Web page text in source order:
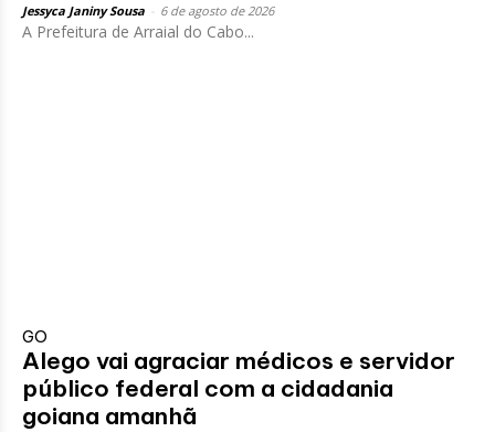
Jessyca Janiny Sousa 6 de agosto de 2026
A Prefeitura de Arraial do Cabo...
GO
Alego vai agraciar médicos e servidor
público federal com a cidadania
goiana amanhã